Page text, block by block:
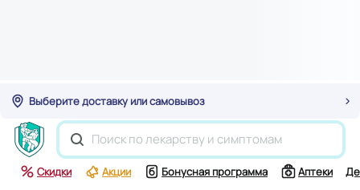
Выберите доставку или самовывоз
Скидки Акции Бонусная программа Аптеки